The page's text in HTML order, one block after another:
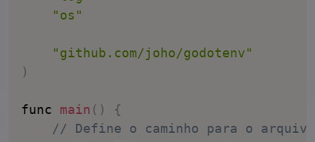
"os"
"github.com/joho/godotenv"
)
func main ( )
{
// Define o caminho para o